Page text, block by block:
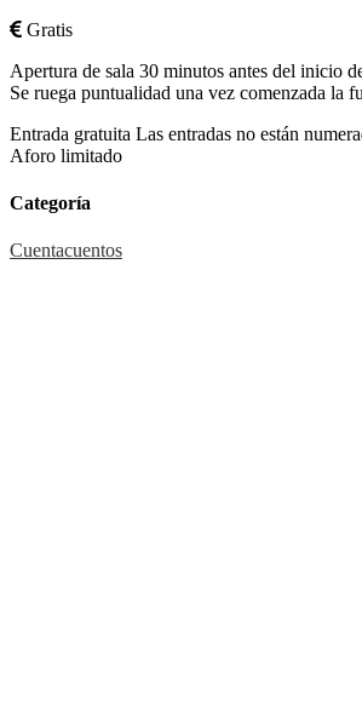
Gratis
Apertura de sala 30 minutos antes del inicio
Se ruega puntualidad una vez comenzada la
Entrada gratuita Las entradas no están
Aforo limitado
Categoría
Cuentacuentos